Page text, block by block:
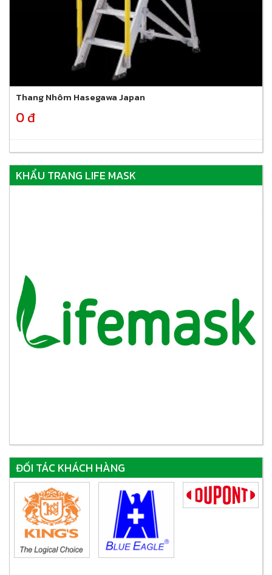
Thang Nhôm Hasegawa Japan
0 đ
KHẨU TRANG LIFE MASK
ĐỐI TÁC KHÁCH HÀNG